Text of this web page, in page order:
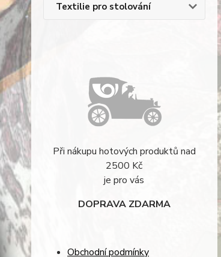
Textilie pro stolování
Při nákupu hotových produktů nad
2500 Kč
je pro vás
DOPRAVA ZDARMA
Obchodní podmínky